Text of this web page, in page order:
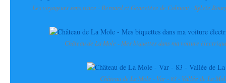
Les voyageurs sans trace - Bernard et Geneviève de Colmont - Sylvie
Château de La Mole - Mes biquettes dans ma voiture
Château de La Mole - Var - 83 - Vallée de La